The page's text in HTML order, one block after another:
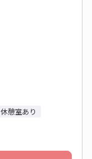
休憩室あり